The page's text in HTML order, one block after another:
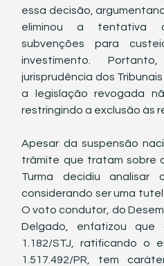
essa decisão,
eliminou a tentativa
subvenções para
investimento.
jurisprudência dos
a legislação revogada
restringindo a exclusão às
Apesar da suspensão
trâmite que tratam sobre
Turma decidiu analisar
considerando ser uma
O voto condutor, do
Delgado, enfatizou que
1.182/STJ, ratificando o
1.517.492/PR, tem